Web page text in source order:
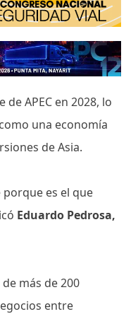
APEC en 2028, lo
una economía
de Asia.
porque es el que
Eduardo Pedrosa,
más de 200
entre